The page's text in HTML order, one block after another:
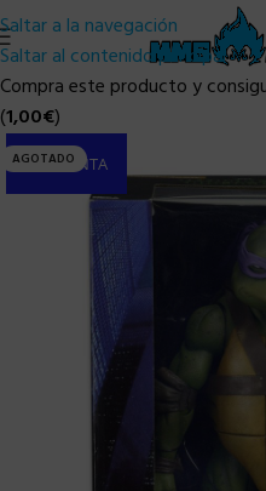
Saltar a la navegación
Saltar al contenido principal
Compra este producto y
(1,00€)
AGOTADO
PRE-VENTA